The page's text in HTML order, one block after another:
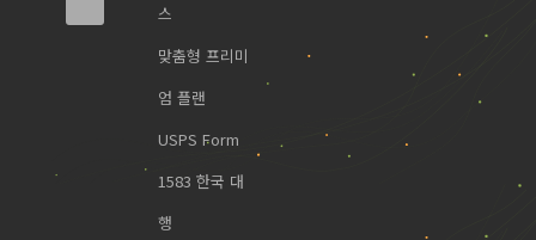
스
맞춤형 프리미
엄 플랜
USPS Form
1583 한국 대
행